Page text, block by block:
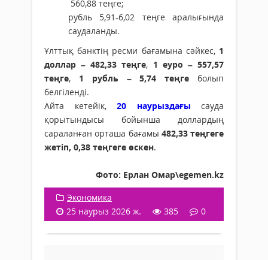
560,88 теңге;
рубль 5,91-6,02 теңге аралығында
саудаланды.
Ұлттық банктің ресми бағамына сәйкес, 1
доллар – 482,33 теңге, 1 еуро – 557,57
теңге, 1 рубль – 5,74 теңге болып
белгіленді.
Айта кетейік,
20 наурыздағы
сауда
қорытындысы бойынша доллардың
сараланған орташа бағамы 482,33 теңгеге
жетіп, 0,38 теңгеге өскен.
Фото: Ерлан Омар\egemen.kz
Экономика
25 наурыз 2026 ж.
385 0